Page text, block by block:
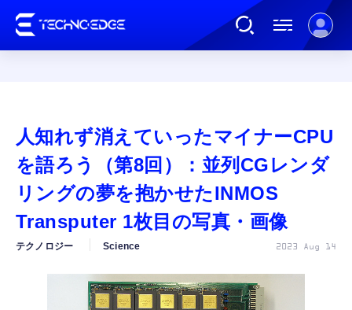
AI
ガジェット
カルチャー
人知れず消えていったマイナーCPU
を語ろう（第8回）：並列CGレンダ
リングの夢を抱かせたINMOS
Transputer 1枚目の写真・画像
テクノロジー Science 2023 Aug 14